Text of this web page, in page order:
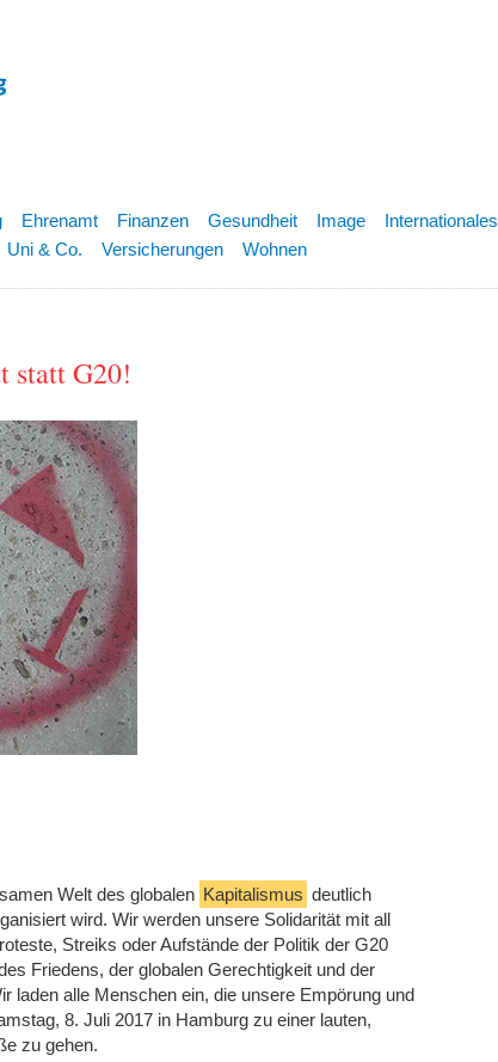
Ehrenamt Finanzen Gesundheit Image Internationales
Uni & Co. Versicherungen Wohnen
statt G20!
Welt des globalen Kapitalismus deutlich
wird. Wir werden unsere Solidarität mit all
Streiks oder Aufstände der Politik der G20
Friedens, der globalen Gerechtigkeit und der
laden alle Menschen ein, die unsere Empörung und
8. Juli 2017 in Hamburg zu einer lauten,
zu gehen.